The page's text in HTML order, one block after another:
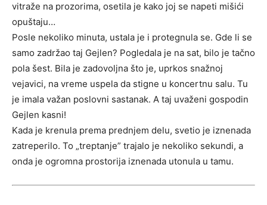
vitraže na prozorima, osetila je kako joj se napeti mišići
opuštaju…
Posle nekoliko minuta, ustala je i protegnula se. Gde li se
samo zadržao taj Gejlen? Pogledala je na sat, bilo je tačno
pola šest. Bila je zadovoljna što je, uprkos snažnoj
vejavici, na vreme uspela da stigne u koncertnu salu. Tu
je imala važan poslovni sastanak. A taj uvaženi gospodin
Gejlen kasni!
Kada je krenula prema prednjem delu, svetio je iznenada
zatreperilo. To „treptanje” trajalo je nekoliko sekundi, a
onda je ogromna prostorija iznenada utonula u tamu.